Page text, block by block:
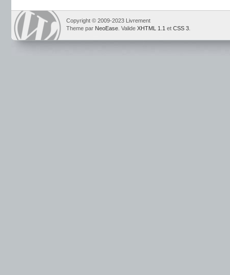
Copyright © 2009-2023 Livrement
Theme par NeoEase . Valide XHTML 1.1 et CSS 3